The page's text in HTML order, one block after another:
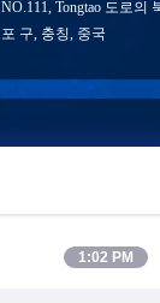
NO.111, Tongtao 도로의
포 구, 충칭, 중국
1:02 PM